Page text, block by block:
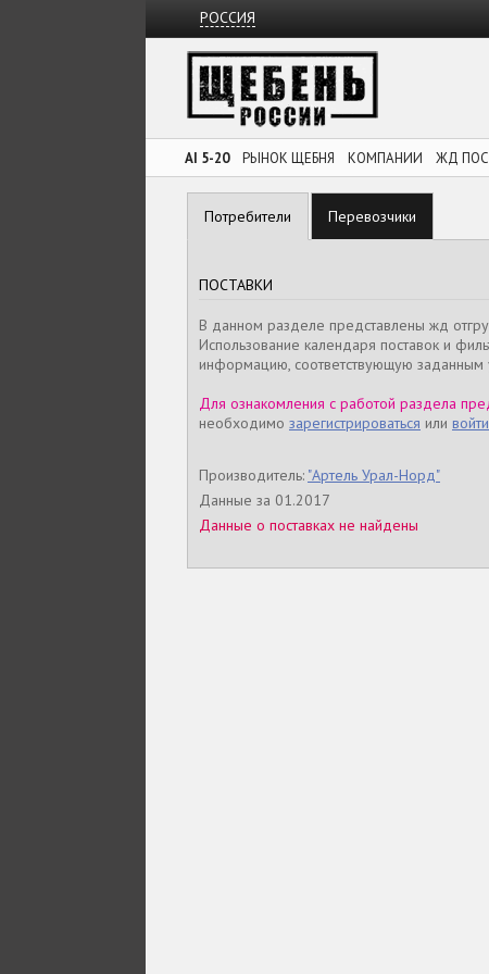
РОССИЯ
AI 5-20 РЫНОК ЩЕБНЯ КОМПАНИИ ЖД
Потребители Перевозчики
ПОСТАВКИ
В данном разделе представлены жд
Использование календаря поставок и
информацию, соответствующую заданным
Для ознакомления с работой раздела
необходимо зарегистрироваться или войти
Производитель: "Артель Урал-Норд"
Данные за 01.2017
Данные о поставках не найдены